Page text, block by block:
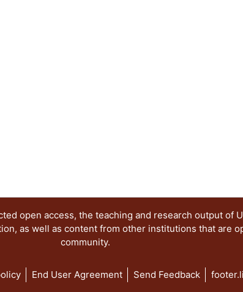
open access, the teaching and research output of
as well as content from other institutions that are
community.
End User Agreement Send Feedback